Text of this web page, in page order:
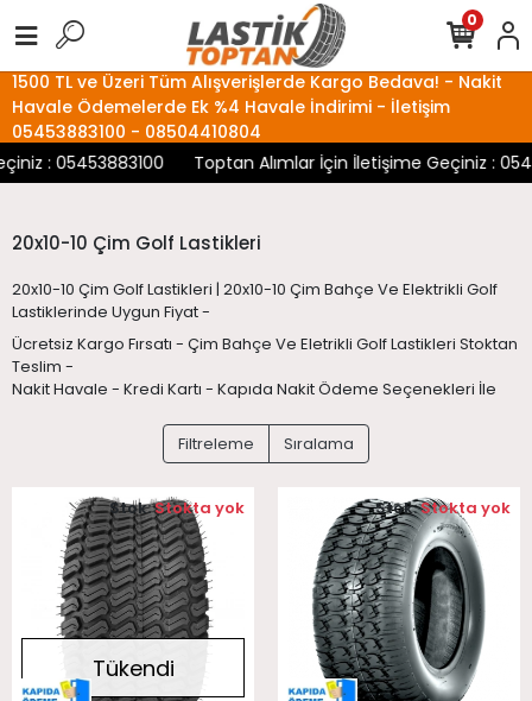
1500 TL ve Üzeri Tüm Alışverişlerde Kargo Bedava! - Nakit
Havale Ödemelerde Ek %4 Havale İndirimi - İletişim
05453883100 - 08504410804
: 05453883100
Toptan Alımlar İçin İletişime Geçiniz :
0
20x10-10 Çim Golf Lastikleri
20x10-10 Çim Golf Lastikleri | 20x10-10 Çim Bahçe Ve Elektrikli Golf
Lastiklerinde Uygun Fiyat -
Ücretsiz Kargo Fırsatı - Çim Bahçe Ve Eletrikli Golf Lastikleri Stoktan
Teslim -
Nakit Havale - Kredi Kartı - Kapıda Nakit Ödeme Seçenekleri İle
Filtreleme Sıralama
Tükendi
Stok:Stokta yok Stok:Stokta yok